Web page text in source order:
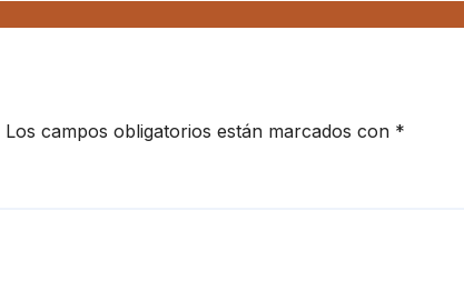
Los campos obligatorios están marcados con *